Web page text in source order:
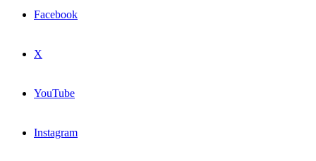
Facebook
X
YouTube
Instagram